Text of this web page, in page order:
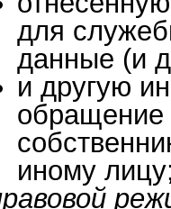
для
данные (и
и другую
обращение
иному